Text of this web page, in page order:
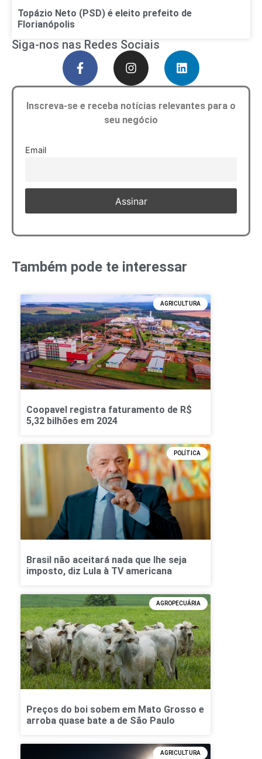
Topázio Neto (PSD) é eleito prefeito de
Florianópolis
Siga-nos nas Redes Sociais
Inscreva-se e receba notícias relevantes para o
seu negócio
Email
Também pode te interessar
AGRICULTURA
Coopavel registra faturamento de R$
5,32 bilhões em 2024
POLÍTICA
Brasil não aceitará nada que lhe seja
imposto, diz Lula à TV americana
AGROPECUÁRIA
Preços do boi sobem em Mato Grosso e
arroba quase bate a de São Paulo
AGRICULTURA